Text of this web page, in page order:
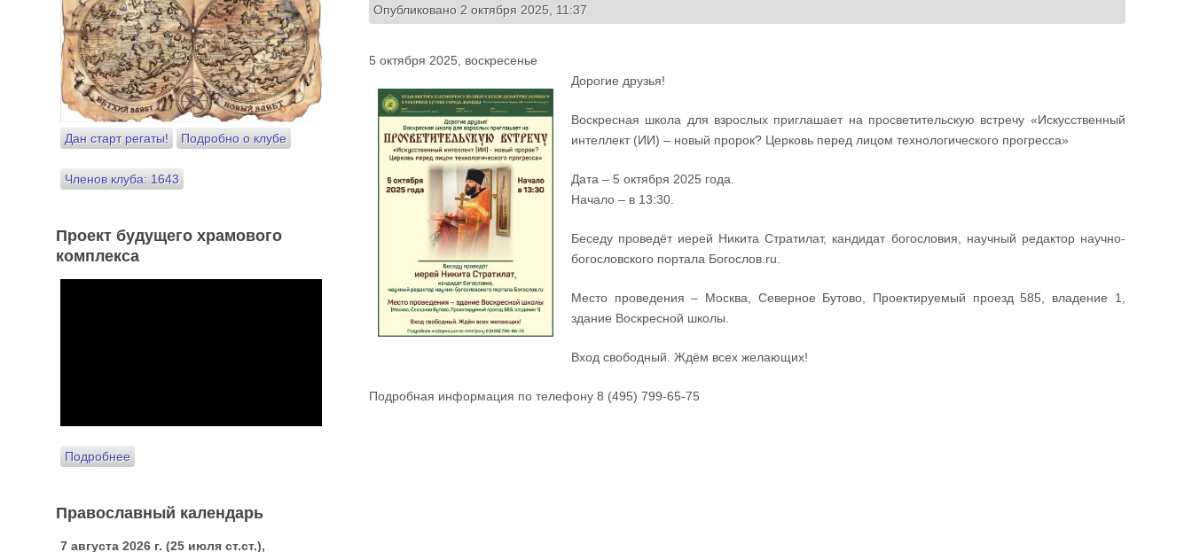
Опубликовано 2 октября 2025, 11:37
5 октября 2025, воскресенье
Дорогие друзья!
Воскресная школа для взрослых приглашает на просветительскую встречу «Искусственный
интеллект (ИИ) – новый пророк? Церковь перед лицом технологического прогресса»
Дата – 5 октября 2025 года.
Начало – в 13:30.
Беседу проведёт иерей Никита Стратилат, кандидат богословия, научный редактор научно-
богословского портала Богослов.ru.
Место проведения – Москва, Северное Бутово, Проектируемый проезд 585, владение 1,
здание Воскресной школы.
Вход свободный. Ждём всех желающих!
Подробная информация по телефону 8 (495) 799-65-75
Дан старт регаты! Подробно о клубе
Членов клуба: 1643
Проект будущего храмового
комплекса
Подробнее
Православный календарь
7 августа 2026 г. (25 июля ст.ст.),